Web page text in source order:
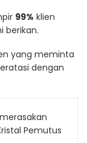
99% klien
berikan.
yang meminta
dengan
Pemutus